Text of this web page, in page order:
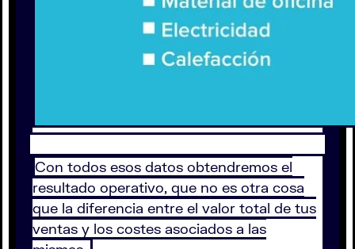
Con todos esos datos obtendremos el
resultado operativo, que no es otra cosa
que la diferencia entre el valor total de tus
ventas y los costes asociados a las